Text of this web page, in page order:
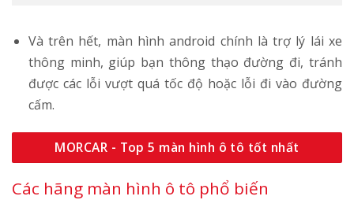
Và trên hết, màn hình android chính là trợ lý lái xe
thông minh, giúp bạn thông thạo đường đi, tránh
được các lỗi vượt quá tốc độ hoặc lỗi đi vào đường
cấm.
MORCAR - Top 5 màn hình ô tô tốt nhất
Các hãng màn hình ô tô phổ biến